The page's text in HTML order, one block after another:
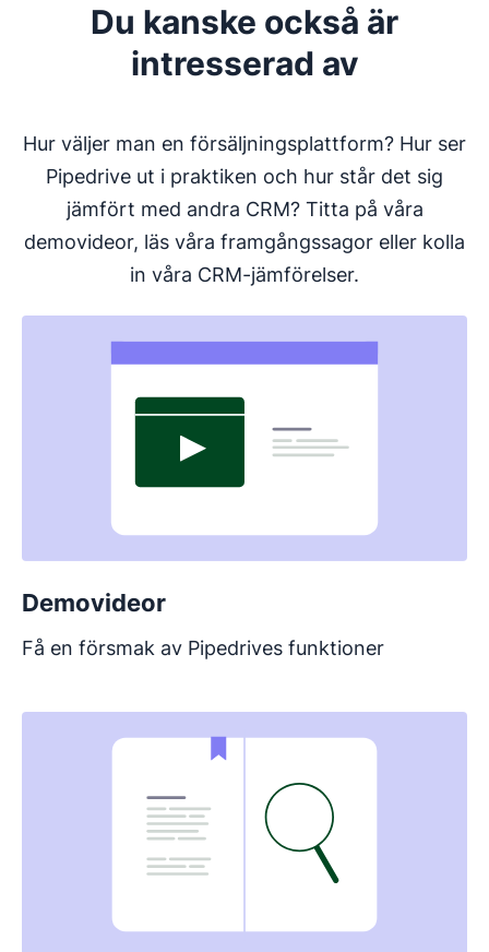
Du kanske också är
intresserad av
Hur väljer man en försäljningsplattform? Hur ser
Pipedrive ut i praktiken och hur står det sig
jämfört med andra CRM? Titta på våra
demovideor, läs våra framgångssagor eller kolla
in våra CRM-jämförelser.
Demovideor
Få en försmak av Pipedrives funktioner